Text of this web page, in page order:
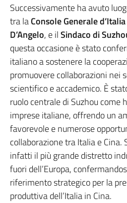
Successivamente ha avuto
tra laConsole Generale
D’Angelo, e ilSindaco di
questa occasione è stato
italiano a sostenere la
promuovere collaborazioni nei
scientifico e accademico. È
ruolo centrale di Suzhou come
imprese italiane, offrendo un
favorevole e numerose
collaborazione tra Italia e Cina.
infatti il più grande distretto
fuori dell’Europa,
riferimento strategico per la
produttiva dell’Italia in Cina.